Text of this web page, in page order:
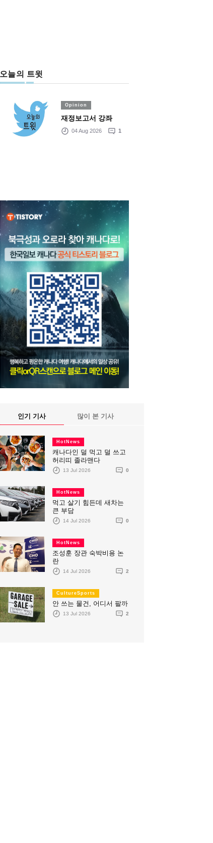
오늘의 트윗
Opinion
재정보고서 강좌
04 Aug 2026 1
인기 기사 많이 본 기사
HotNews
캐나다인 덜 먹고 덜 쓰고
허리띠 졸라맨다
13 Jul 2026 0
HotNews
먹고 살기 힘든데 새차는
큰 부담
14 Jul 2026 0
HotNews
조성훈 장관 숙박비용 논
란
14 Jul 2026 2
CultureSports
안 쓰는 물건, 어디서 팔까
13 Jul 2026 2